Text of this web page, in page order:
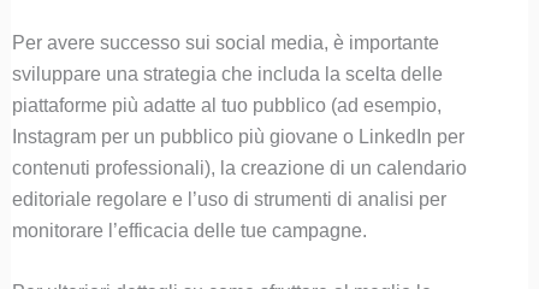
Per avere successo sui social media, è importante
sviluppare una strategia che includa la scelta delle
piattaforme più adatte al tuo pubblico (ad esempio,
Instagram per un pubblico più giovane o LinkedIn per
contenuti professionali), la creazione di un calendario
editoriale regolare e l’uso di strumenti di analisi per
monitorare l’efficacia delle tue campagne.